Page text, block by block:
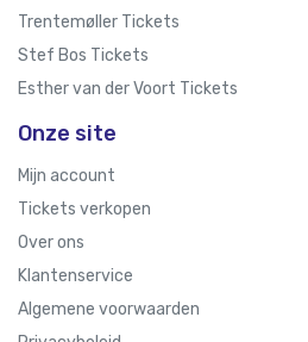
Trentemøller Tickets
Stef Bos Tickets
Esther van der Voort Tickets
Onze site
Mijn account
Tickets verkopen
Over ons
Klantenservice
Algemene voorwaarden